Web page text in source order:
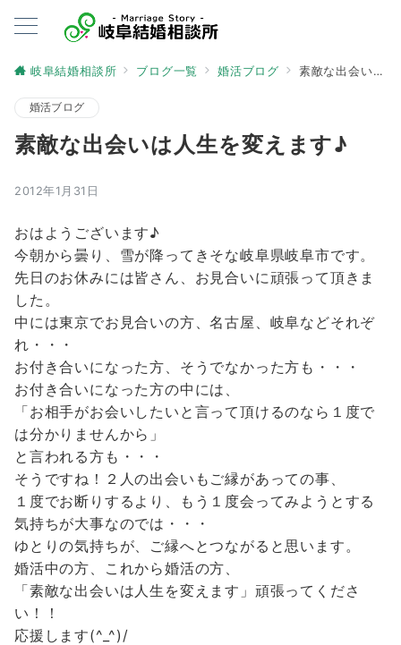
岐阜結婚相談所 ブログ一覧 婚活ブログ 素敵な出会いは人生を変えます♪
婚活ブログ
素敵な出会いは人生を変えます♪
2012年1月31日
おはようございます♪
今朝から曇り、雪が降ってきそな岐阜県岐阜市です。
先日のお休みには皆さん、お見合いに頑張って頂きま
した。
中には東京でお見合いの方、名古屋、岐阜などそれぞ
れ・・・
お付き合いになった方、そうでなかった方も・・・
お付き合いになった方の中には、
「お相手がお会いしたいと言って頂けるのなら１度で
は分かりませんから」
と言われる方も・・・
そうですね！２人の出会いもご縁があっての事、
１度でお断りするより、もう１度会ってみようとする
気持ちが大事なのでは・・・
ゆとりの気持ちが、ご縁へとつながると思います。
婚活中の方、これから婚活の方、
「素敵な出会いは人生を変えます」頑張ってくださ
い！！
応援します(^_^)/